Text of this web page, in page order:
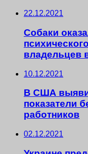
22.12.2021
Собаки
владельцев
10.12.2021
В США
показатели
работников
02.12.2021